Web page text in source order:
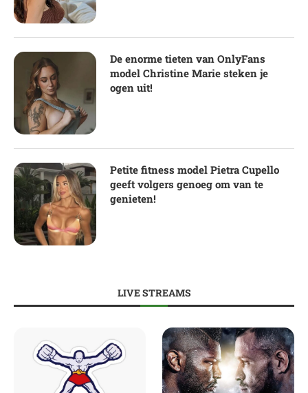
De enorme tieten van OnlyFans
model Christine Marie steken je
ogen uit!
Petite fitness model Pietra Cupello
geeft volgers genoeg om van te
genieten!
LIVE STREAMS